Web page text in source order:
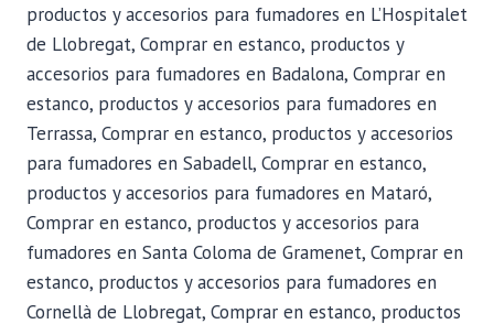
productos y accesorios para fumadores en L’Hospitalet
de Llobregat, Comprar en estanco, productos y
accesorios para fumadores en Badalona, Comprar en
estanco, productos y accesorios para fumadores en
Terrassa, Comprar en estanco, productos y accesorios
para fumadores en Sabadell, Comprar en estanco,
productos y accesorios para fumadores en Mataró,
Comprar en estanco, productos y accesorios para
fumadores en Santa Coloma de Gramenet, Comprar en
estanco, productos y accesorios para fumadores en
Cornellà de Llobregat, Comprar en estanco, productos